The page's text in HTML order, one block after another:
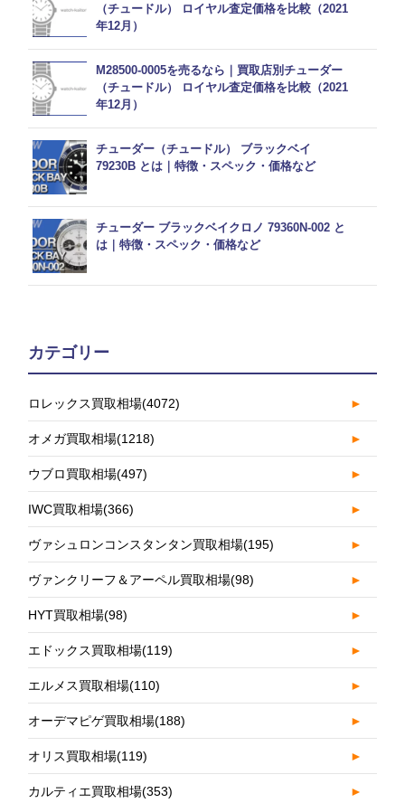
（チュードル） ロイヤル査定価格を比較（2021
年12月）
M28500-0005を売るなら｜買取店別チューダー
（チュードル） ロイヤル査定価格を比較（2021
年12月）
チューダー（チュードル） ブラックベイ
79230B とは｜特徴・スペック・価格など
チューダー ブラックベイクロノ 79360N-002 と
は｜特徴・スペック・価格など
カテゴリー
ロレックス買取相場(4072) ►
オメガ買取相場(1218) ►
ウブロ買取相場(497) ►
IWC買取相場(366) ►
ヴァシュロンコンスタンタン買取相場(195) ►
ヴァンクリーフ＆アーペル買取相場(98) ►
HYT買取相場(98) ►
エドックス買取相場(119) ►
エルメス買取相場(110) ►
オーデマピゲ買取相場(188) ►
オリス買取相場(119) ►
カルティエ買取相場(353) ►